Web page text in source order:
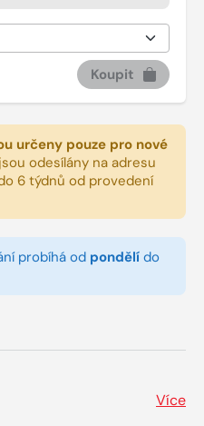
Koupit
určeny pouze pro nové
odesílány na adresu
6 týdnů od provedení
probíhá od pondělí do
Více